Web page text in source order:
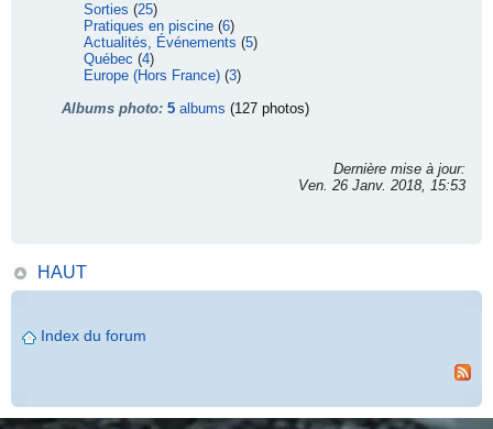
Sorties (25)
Pratiques en piscine (6)
Actualités, Événements (5)
Québec (4)
Europe (Hors France) (3)
Albums photo: 5 albums (127 photos)
Dernière mise à jour:
Ven. 26 Janv. 2018, 15:53
HAUT
Index du forum